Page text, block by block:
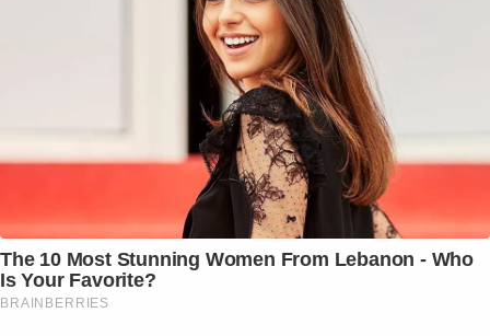
The 10 Most Stunning Women From Lebanon - Who
Is Your Favorite?
BRAINBERRIES